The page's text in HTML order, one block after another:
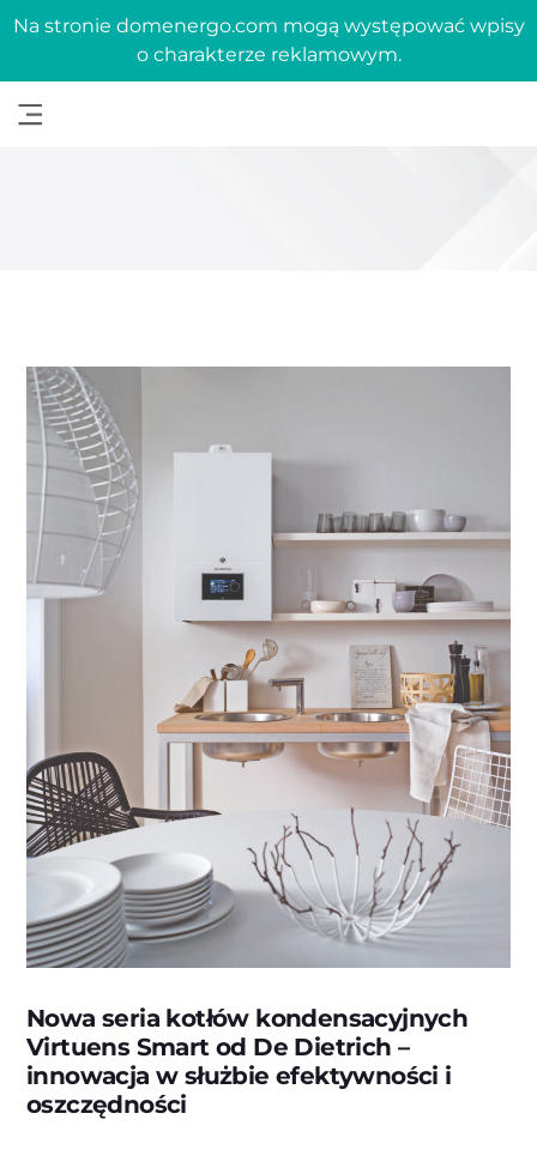
Na stronie domenergo.com mogą występować wpisy
o charakterze reklamowym.
Nowa seria kotłów kondensacyjnych
Virtuens Smart od De Dietrich –
innowacja w służbie efektywności i
oszczędności